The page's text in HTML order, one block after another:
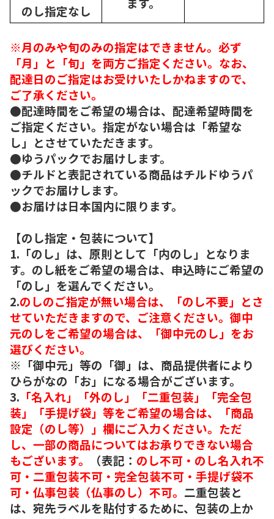
のし指定なし
※月のみや旬のみの指定はできません。必ず
「月」と「旬」を両方ご指定ください。なお、
配達日のご指定はお受けいたしかねますので、
ご了承ください。
●配達時間をご希望の場合は、配達希望時間を
ご指定ください。指定がない場合は「希望な
し」とさせていただきます。
●ゆうパックでお届けします。
●チルドと表記されている商品はチルドゆうパ
ックでお届けします。
●お届けは日本国内に限ります。
【のし指定・包装について】
1.「のし」は、原則として「内のし」となりま
す。のし紙をご希望の場合は、申込時にご希望の
「のし」を選んでください。
2.のしのご指定が無い場合は、「のし不要」とさ
せていただきますので、ご注意ください。御中
元のしをご希望の場合は、「御中元のし」をお
選びください。
※「御中元」等の「御」は、商品提供者により
ひらがなの「お」になる場合がございます。
3. 「名入れ」「外のし」「二重包装」「完全包
装」「手提げ袋」等をご希望の場合は、「商品
設定（のし等）」欄にご入力ください。ただ
し、一部の商品についてはお承りできない場合
もございます。
（表記： のし不可・のし名入れ不
可・二重包装不可・完全包装不可・手提げ袋不
可・仏事包装（仏事のし）不可。 二重包装と
は、宛先ラベルを貼付するために、包装の上か